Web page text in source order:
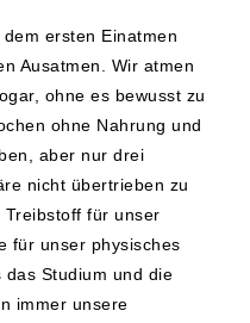
ersten Einatmen
Ausatmen. Wir atmen
ohne es bewusst zu
ohne Nahrung und
aber nur drei
nicht übertrieben zu
für unser
für unser physisches
das Studium und die
immer unsere